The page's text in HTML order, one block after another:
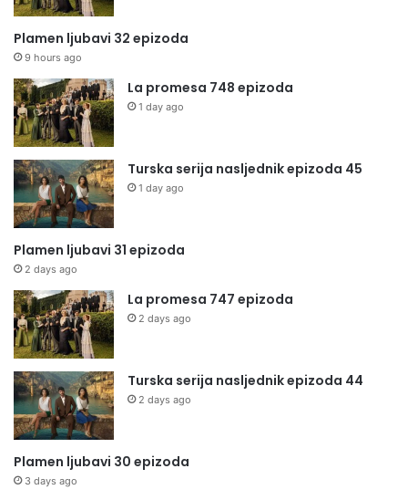
Plamen ljubavi 32 epizoda
9 hours ago
La promesa 748 epizoda
1 day ago
Turska serija nasljednik epizoda 45
1 day ago
Plamen ljubavi 31 epizoda
2 days ago
La promesa 747 epizoda
2 days ago
Turska serija nasljednik epizoda 44
2 days ago
Plamen ljubavi 30 epizoda
3 days ago